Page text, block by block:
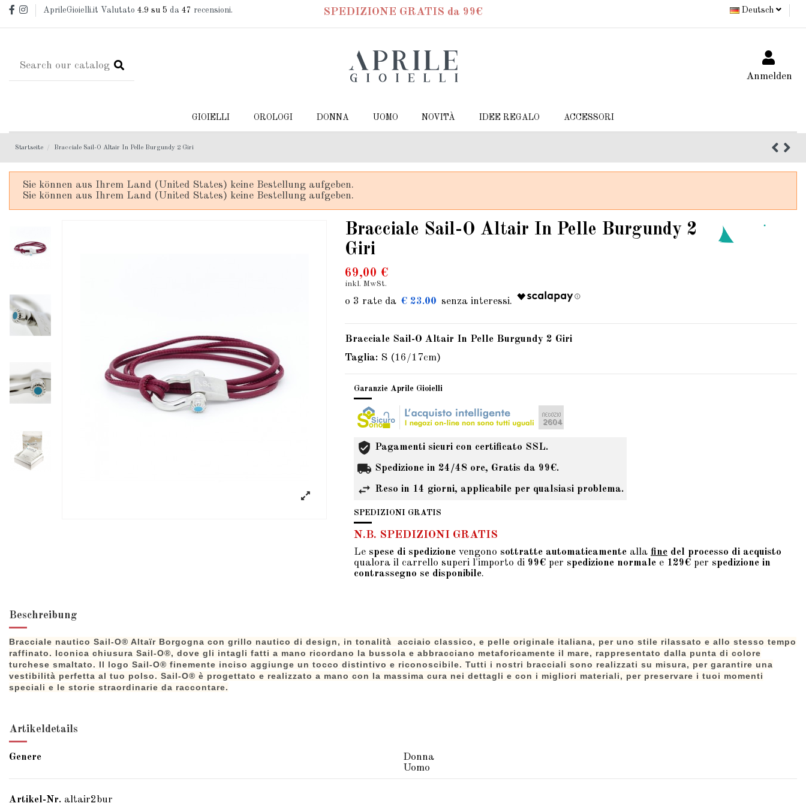
AprileGioielli.it Valutato4.9 su 5 da47 recensioni. SPEDIZIONE GRATIS da 99€ Deutsch
Anmelden
GIOIELLI OROLOGI DONNA UOMO NOVITÀ IDEE REGALO ACCESSORI
Startseite Bracciale Sail-O Altair In Pelle Burgundy 2 Giri
Sie können aus Ihrem Land (United States) keine Bestellung aufgeben.
Sie können aus Ihrem Land (United States) keine Bestellung aufgeben.
Bracciale Sail-O Altair In Pelle Burgundy 2
Giri
69,00 €
inkl. MwSt.
€ 23.00
Bracciale Sail-O Altair In Pelle Burgundy 2 Giri
Taglia: S (16/17cm)
Garanzie Aprile Gioielli
Pagamenti sicuri con certificato SSL.
Spedizione in 24/48 ore, Gratis da 99€.
Reso in 14 giorni, applicabile per qualsiasi problema.
SPEDIZIONI GRATIS
N.B. SPEDIZIONI GRATIS
Le spese di spedizione vengono sottratte automaticamente alla fine del processo di acquisto
qualora il carrello superi l'importo di 99€ per spedizione normale e 129€ per spedizione in
contrassegno se disponibile.
Beschreibung
Bracciale nautico Sail-O® Altaïr Borgogna con grillo nautico di design, in tonalità acciaio classico, e pelle originale italiana, per uno stile rilassato e allo stesso tempo
raffinato. Iconica chiusura Sail-O®, dove gli intagli fatti a mano ricordano la bussola e abbracciano metaforicamente il mare, rappresentato dalla punta di colore
turchese smaltato. Il logo Sail-O® finemente inciso aggiunge un tocco distintivo e riconoscibile. Tutti i nostri bracciali sono realizzati su misura, per garantire una
vestibilità perfetta al tuo polso. Sail-O® è progettato e realizzato a mano con la massima cura nei dettagli e con i migliori materiali, per preservare i tuoi momenti
speciali e le storie straordinarie da raccontare.
Artikeldetails
Genere
Donna
Uomo
Artikel-Nr. altair2bur